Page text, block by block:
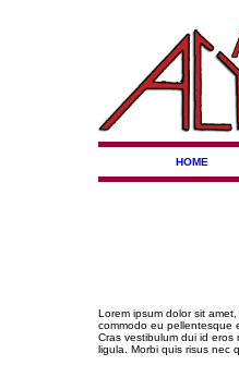
HOME
Lorem ipsum dolor sit
commodo eu pellentesque
Cras vestibulum dui id
ligula. Morbi quis risus nec